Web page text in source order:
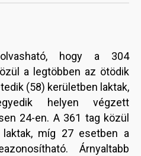
hogy a 304
a legtöbben az ötödik
(58) kerületben laktak,
helyen végzett
24-en. A 361 tag közül
míg 27 esetben a
Árnyaltabb